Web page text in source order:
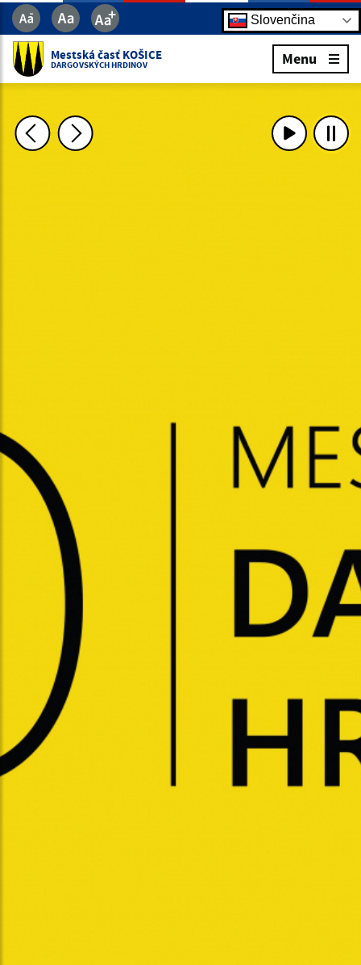
Slovenčina
Mestská časť KOŠICE
DARGOVSKÝCH HRDINOV Menu